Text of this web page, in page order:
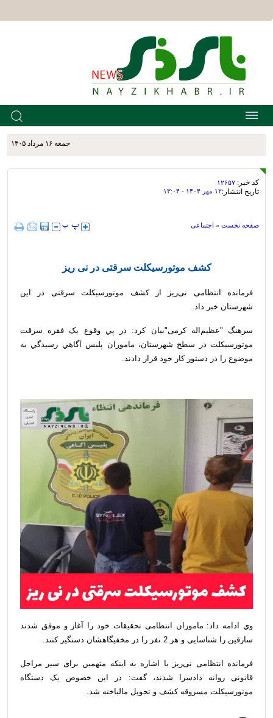
جمعه ۱۶ مرداد ۱۴۰۵
کد خبر: ۱۲۶۵۷
تاریخ انتشار:۱۲ مهر ۱۴۰۴ - ۱۳:۰۴
صفحه نخست » اجتماعی
کشف موتورسیکلت سرقتی در نی ریز
فرمانده انتظامی نی‌ریز از کشف موتورسیکلت سرقتی در این
شهرستان خبر داد.
سرهنگ "عظیم‌اله کرمی"بیان کرد: در پي وقوع يک فقره سرقت
موتورسیکلت در سطح شهرستان، ماموران پليس آگاهي رسيدگي به
موضوع را در دستور کار خود قرار دادند.
وي ادامه داد: ماموران انتظامی تحقیقات خود را آغاز و موفق شدند
سارقین را شناسایی و هر 2 نفر را در مخفیگاهشان دستگیر کنند.
فرمانده انتظامی نی‌ریز با اشاره به اینکه متهمین برای سیر مراحل
قانونی روانه دادسرا شدند، گفت: در این خصوص یک دستگاه
موتورسیکلت مسروقه کشف و تحویل مالباخته شد.